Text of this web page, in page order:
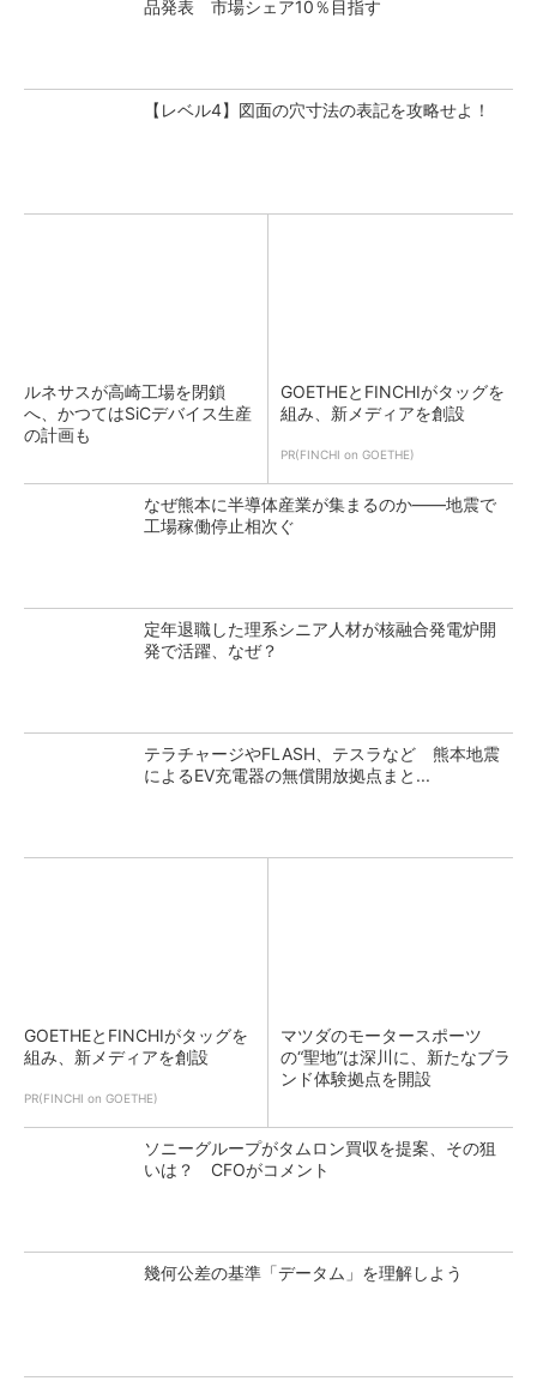
品発表 市場シェア10％目指す
【レベル4】図面の穴寸法の表記を攻略せよ！
ルネサスが高崎工場を閉鎖
へ、かつてはSiCデバイス生産
の計画も
GOETHEとFINCHIがタッグを
組み、新メディアを創設
PR(FINCHI on GOETHE)
なぜ熊本に半導体産業が集まるのか――地震で
工場稼働停止相次ぐ
定年退職した理系シニア人材が核融合発電炉開
発で活躍、なぜ？
テラチャージやFLASH、テスラなど 熊本地震
によるEV充電器の無償開放拠点まと...
GOETHEとFINCHIがタッグを
組み、新メディアを創設
PR(FINCHI on GOETHE)
マツダのモータースポーツ
の“聖地”は深川に、新たなブラ
ンド体験拠点を開設
ソニーグループがタムロン買収を提案、その狙
いは？ CFOがコメント
幾何公差の基準「データム」を理解しよう